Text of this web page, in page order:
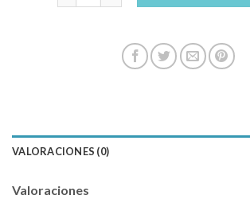
VALORACIONES (0)
Valoraciones